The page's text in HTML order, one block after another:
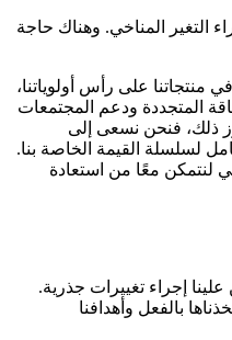
التغير المناخي. وهناك حاجة
منتجاتنا على رأس أولوياتنا،
المتجددة ودعم المجتمعات
ذلك، فنحن نسعى إلى
لسلسلة القيمة الخاصة بنا.
لنتمكن معًا من استعادة
إجراء تغييرات جذرية.
بالفعل وأهدافنا